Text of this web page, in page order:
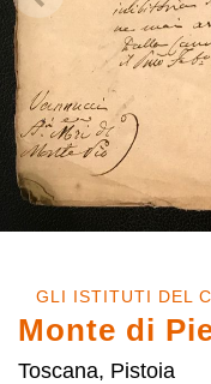
GLI ISTITUTI DEL
Monte di
Toscana, Pistoia